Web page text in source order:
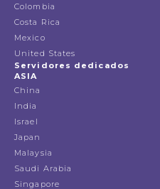
Colombia
Costa Rica
Mexico
United States
Servidores dedicados
ASIA
China
India
Israel
Japan
Malaysia
Saudi Arabia
Singapore